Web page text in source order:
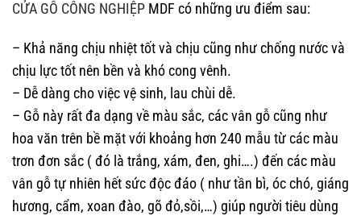
CỬA GỖ CÔNG NGHIỆP MDF có những ưu điểm sau:
– Khả năng chịu nhiệt tốt và chịu cũng như chống nước và
chịu lực tốt nên bền và khó cong vênh.
– Dễ dàng cho việc vệ sinh, lau chùi dễ.
– Gỗ này rất đa dạng về màu sắc, các vân gỗ cũng như
hoa văn trên bề mặt với khoảng hơn 240 mẫu từ các màu
trơn đơn sắc ( đó là trắng, xám, đen, ghi….) đến các màu
vân gỗ tự nhiên hết sức độc đáo ( như tần bì, óc chó, giáng
hương, cẩm, xoan đào, gõ đỏ,sồi,…) giúp người tiêu dùng